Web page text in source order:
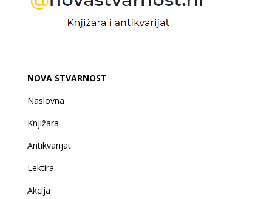
NOVA STVARNOST
Naslovna
Knjižara
Antikvarijat
Lektira
Akcija